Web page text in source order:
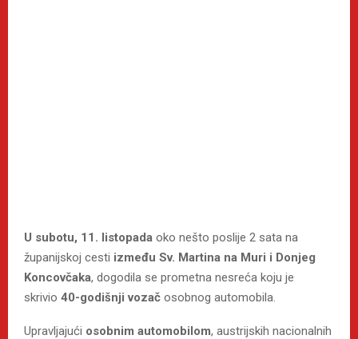
U subotu, 11. listopada oko nešto poslije 2 sata na
županijskoj cesti između Sv. Martina na Muri i Donjeg
Koncovčaka, dogodila se prometna nesreća koju je
skrivio 40-godišnji vozač osobnog automobila.
Upravljajući osobnim automobilom, austrijskih nacionalnih